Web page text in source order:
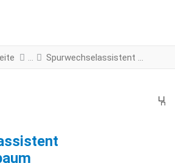
Spurwechselassistent Zentralkabelbaum